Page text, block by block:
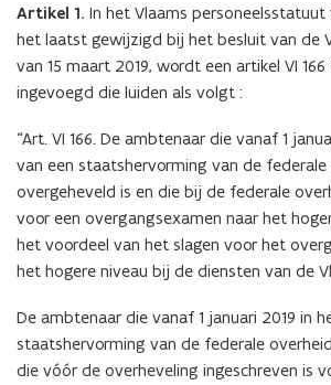
Artikel 1. In het Vlaams personeelsstatuut
het laatst gewijzigd bij het besluit van de
van 15 maart 2019, wordt een artikel VI
ingevoegd die luiden als volgt :
“Art. VI 166. De ambtenaar die vanaf 1
van een staatshervorming van de federale
overgeheveld is en die bij de federale
voor een overgangsexamen naar het
het voordeel van het slagen voor het
het hogere niveau bij de diensten van de
De ambtenaar die vanaf 1 januari 2019 in
staatshervorming van de federale
die vóór de overheveling ingeschreven is